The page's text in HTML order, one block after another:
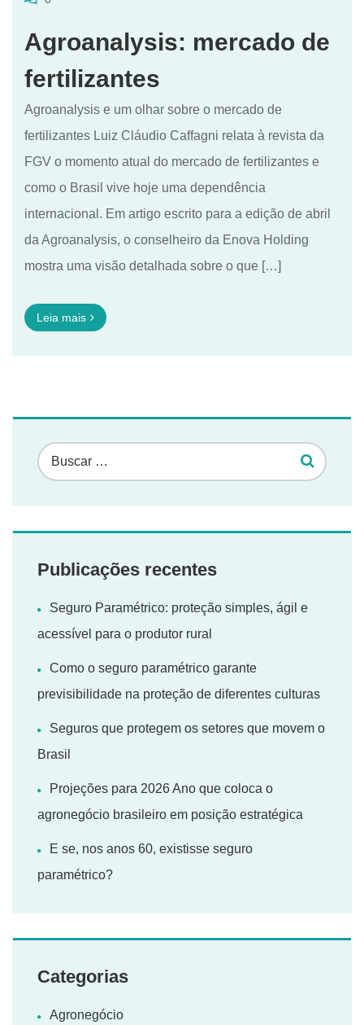
Agroanalysis: mercado de
fertilizantes
Agroanalysis e um olhar sobre o mercado de
fertilizantes Luiz Cláudio Caffagni relata à revista da
FGV o momento atual do mercado de fertilizantes e
como o Brasil vive hoje uma dependência
internacional. Em artigo escrito para a edição de abril
da Agroanalysis, o conselheiro da Enova Holding
mostra uma visão detalhada sobre o que […]
Leia mais
Publicações recentes
Seguro Paramétrico: proteção simples, ágil e
acessível para o produtor rural
Como o seguro paramétrico garante
previsibilidade na proteção de diferentes culturas
Seguros que protegem os setores que movem o
Brasil
Projeções para 2026 Ano que coloca o
agronegócio brasileiro em posição estratégica
E se, nos anos 60, existisse seguro
paramétrico?
Categorias
Agronegócio